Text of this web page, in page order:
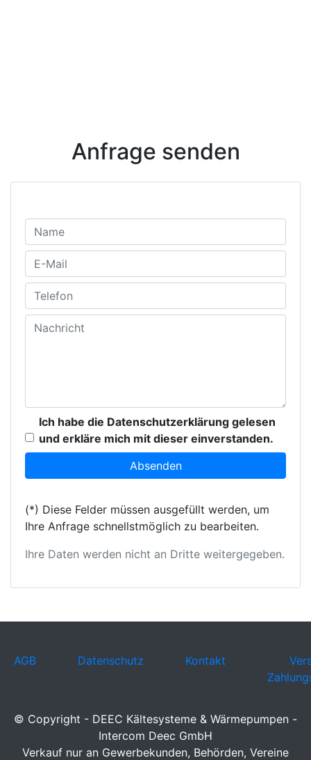
Anfrage senden
Ich habe die Datenschutzerklärung gelesen
und erkläre mich mit dieser einverstanden.
(*) Diese Felder müssen ausgefüllt werden, um
Ihre Anfrage schnellstmöglich zu bearbeiten.
Ihre Daten werden nicht an Dritte weitergegeben.
AGB Datenschutz Kontakt
© Copyright - DEEC Kältesysteme & Wärmepumpen -
Intercom Deec GmbH
Verkauf nur an Gewerbekunden, Behörden, Vereine